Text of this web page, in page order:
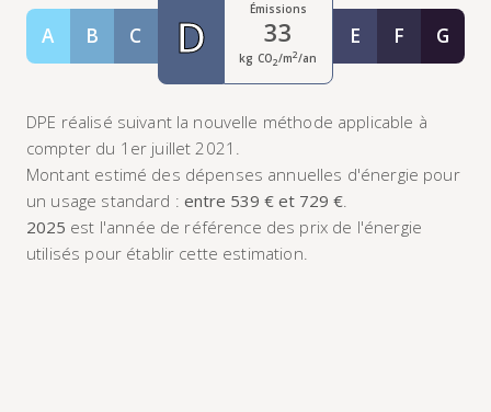
AClasse A
BClasse B
CClasse C
D Émissions
33
kg CO2/m2/an
EClasse E
FClasse F
G
DPE réalisé suivant la nouvelle méthode applicable à
compter du 1er juillet 2021.
Montant estimé des dépenses annuelles d'énergie pour
un usage standard : entre 539 € et 729 €
2025 est l'année de référence des prix de l'énergie
utilisés pour établir cette estimation.